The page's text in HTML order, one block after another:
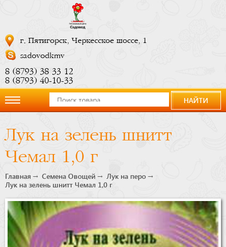
г. Пятигорск, Черкесское шоссе, 1
sadovodkmv
8 (8793) 38 33 12
8 (8793) 40-10-33
компании
сейчас
Бренды
НАЙТИ
Лук на зелень шнитт
Чемал 1,0 г
Главная Семена Овощей
Лук на перо
Лук на зелень шнитт Чемал 1,0 г